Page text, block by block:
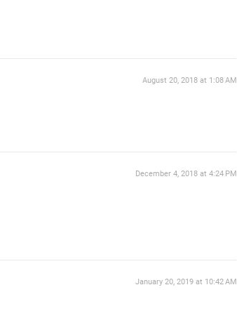
August 20, 2018 at 1:08 AM
December 4, 2018 at 4:24 PM
January 20, 2019 at 10:42 AM